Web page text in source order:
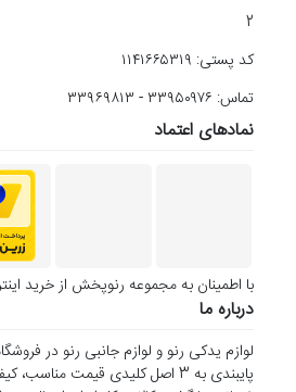
2
کد پستی: ۱۱۴۱۶۶۵۳۱۹
تماس: ۳۳۹۵۰۹۷۶ - ۳۳۹۶۹۸۱۳
نمادهای اعتماد
با اطمینان به مجموعه رنوپخش از خرید
درباره ما
لوازم یدکی رنو و لوازم جانبی رنو در